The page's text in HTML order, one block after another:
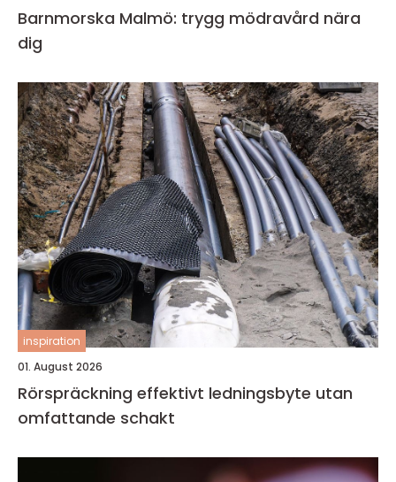
Barnmorska Malmö: trygg mödravård nära
dig
inspiration
01. August 2026
Rörspräckning effektivt ledningsbyte utan
omfattande schakt